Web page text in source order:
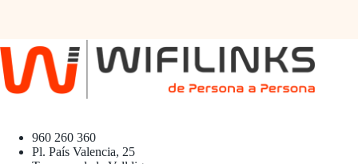
960 260 360
Pl. País Valencia, 25